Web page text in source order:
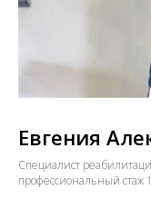
Евгения
Специалист
профессиональный стаж